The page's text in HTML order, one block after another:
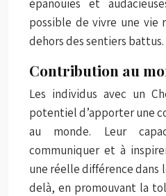
épanouies et
possible de vivre une vie
dehors des sentiers battus.
Contribution au
Les individus avec un
potentiel d’apporter une
au monde. Leur
communiquer et à
une réelle différence dans
delà, en promouvant la